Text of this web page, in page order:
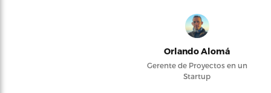
Orlando Alomá
Gerente de Proyectos en un
Startup